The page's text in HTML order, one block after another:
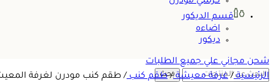
قسم الديكور
اضاءه
ديكور
شحن مجاني علي جميع الطلبات
بحث الرئيسية/ غرفة معيشة/ طقم كنب/ طقم كنب مودرن لغرفة